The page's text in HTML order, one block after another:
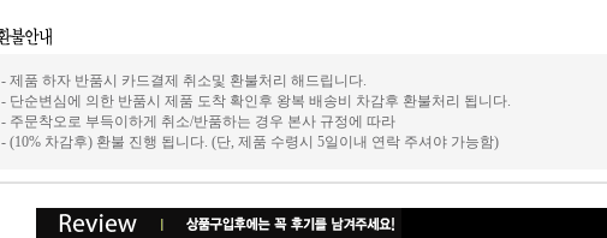
- 제품 하자 반품시 카드결제 취소및 환불처리 해드립니다.
- 단순변심에 의한 반품시 제품 도착 확인후 왕복 배송비 차감후 환불처리 됩니다.
- 주문착오로 부득이하게 취소/반품하는 경우 본사 규정에 따라
- (10% 차감후) 환불 진행 됩니다. (단, 제품 수령시 5일이내 연락 주셔야 가능함)